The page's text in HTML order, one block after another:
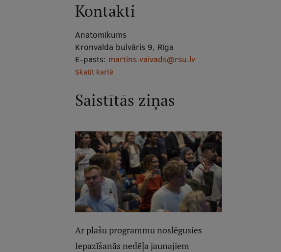
Kontakti
Anatomikums
Kronvalda bulvāris 9, Rīga
E-pasts: martins.vaivads@rsu.lv
Skatīt kartē
Saistītās ziņas
Ar plašu programmu noslēgusies
Iepazīšanās nedēļa jaunajiem